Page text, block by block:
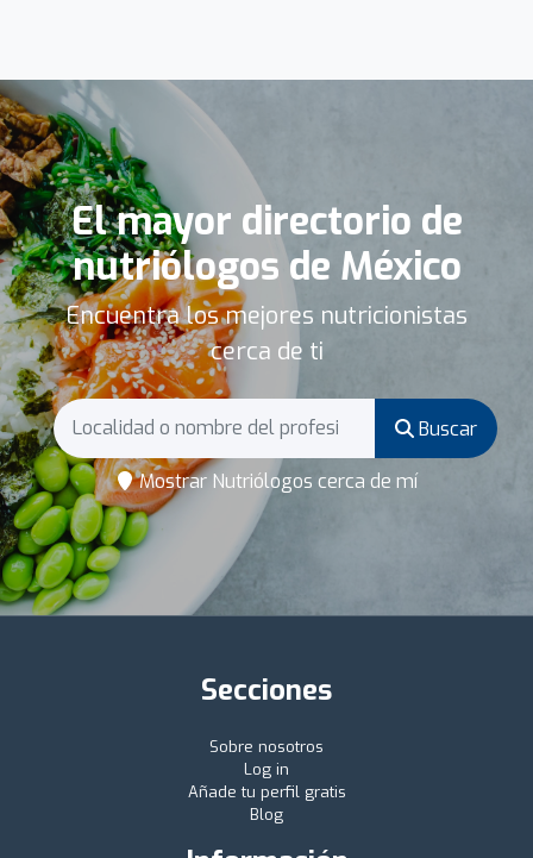
El mayor directorio de
nutriólogos de México
Encuentra los mejores nutricionistas
cerca de ti
Buscar
Mostrar Nutriólogos cerca de mí
Secciones
Sobre nosotros
Log in
Añade tu perfil gratis
Blog